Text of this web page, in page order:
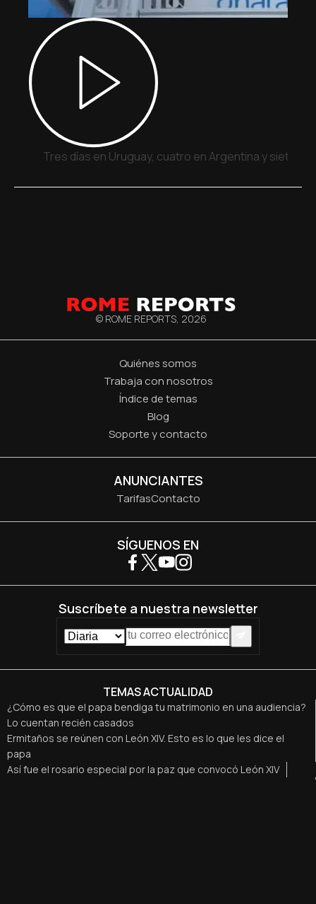
Tres días en Uruguay, cuatro en Argentina y siete
© ROME REPORTS, 2026
Quiénes somos
Trabaja con nosotros
Índice de temas
Blog
Soporte y contacto
ANUNCIANTES
TarifasContacto
TEMAS ACTUALIDAD
¿Cómo es que el papa bendiga tu matrimonio en una audiencia?
Lo cuentan recién casados
Ermitaños se reúnen con León XIV. Esto es lo que les dice el
papa
Así fue el rosario especial por la paz que convocó León XIV
SÍGUENOS EN
Suscríbete a nuestra newsletter